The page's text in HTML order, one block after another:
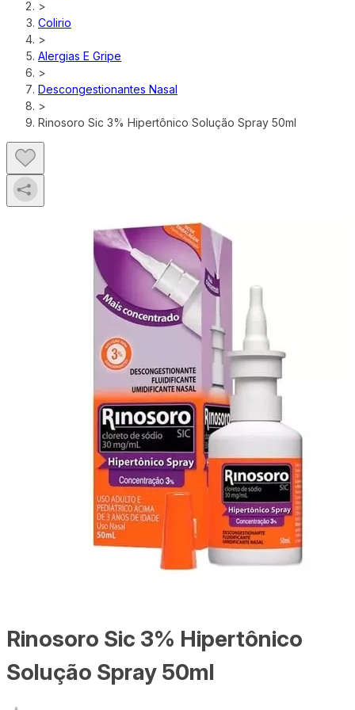
>
Colirio
>
Alergias E Gripe
>
Descongestionantes Nasal
>
Rinosoro Sic 3% Hipertônico Solução Spray 50ml
Rinosoro Sic 3% Hipertônico
Solução Spray 50ml